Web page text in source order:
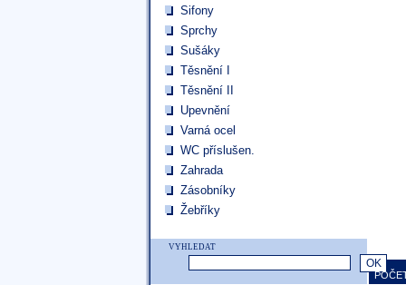
Sifony
Sprchy
Sušáky
Těsnění I
Těsnění II
Upevnění
Varná ocel
WC příslušen.
Zahrada
Zásobníky
Žebříky
VYHLEDAT